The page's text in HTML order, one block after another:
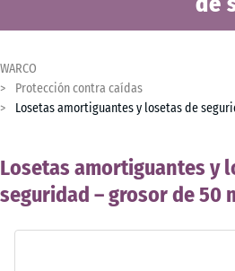
WARCO
Protección contra caídas
Losetas amortiguantes y losetas de
Losetas amortiguantes y
seguridad – grosor de 50